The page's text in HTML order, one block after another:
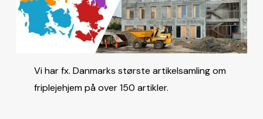
Vi har fx. Danmarks største artikelsamling om
friplejehjem på over 150 artikler.